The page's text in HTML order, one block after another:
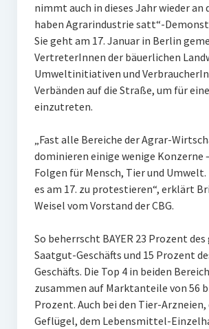
nimmt auch in dieses Jahr wieder an
haben Agrarindustrie satt“-
Sie geht am 17. Januar in Berlin
VertreterInnen der bäuerlichen
Umweltinitiativen und
Verbänden auf die Straße, um für
einzutreten.
„Fast alle Bereiche der Agrar-
dominieren einige wenige Konzerne
Folgen für Mensch, Tier und
es am 17. zu protestieren“, erklärt
Weisel vom Vorstand der CBG.
So beherrscht BAYER 23 Prozent
Saatgut-Geschäfts und 15 Prozent
Geschäfts. Die Top 4 in beiden
zusammen auf Marktanteile von 56
Prozent. Auch bei den Tier-
Geflügel, dem Lebensmittel-